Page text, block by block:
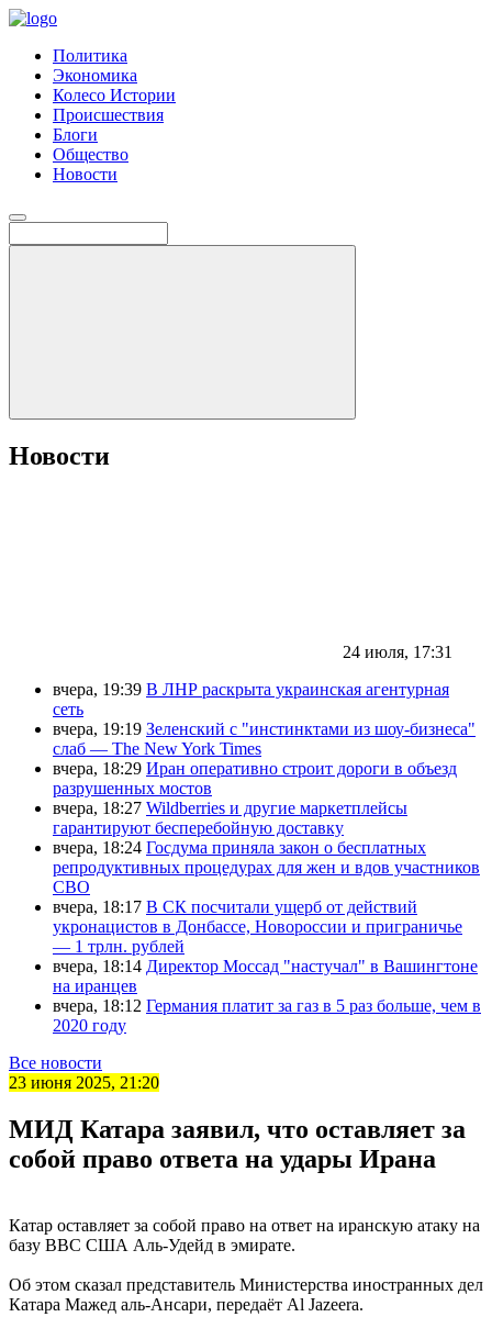
Политика
Экономика
Колесо Истории
Происшествия
Блоги
Общество
Новости
Новости
24 июля, 17:31
вчера, 19:39 В ЛНР раскрыта украинская агентурная
сеть
вчера, 19:19 Зеленский с "инстинктами из шоу-бизнеса"
слаб — The New York Times
вчера, 18:29 Иран оперативно строит дороги в объезд
разрушенных мостов
вчера, 18:27 Wildberries и другие маркетплейсы
гарантируют бесперебойную доставку
вчера, 18:24 Госдума приняла закон о бесплатных
репродуктивных процедурах для жен и вдов участников
СВО
вчера, 18:17 В СК посчитали ущерб от действий
укронацистов в Донбассе, Новороссии и приграничье
— 1 трлн. рублей
вчера, 18:14 Директор Моссад "настучал" в Вашингтоне
на иранцев
вчера, 18:12 Германия платит за газ в 5 раз больше, чем в
2020 году
Все новости
23 июня 2025, 21:20
МИД Катара заявил, что оставляет за
собой право ответа на удары Ирана
Катар оставляет за собой право на ответ на иранскую атаку на
базу ВВС США Аль-Удейд в эмирате.
Об этом сказал представитель Министерства иностранных дел
Катара Мажед аль-Ансари, передаёт Al Jazeera.